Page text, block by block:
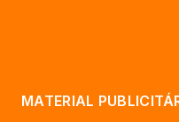
MATERIAL